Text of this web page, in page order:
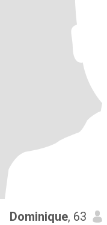
Dominique, 63